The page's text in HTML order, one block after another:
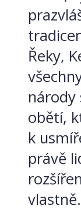
Řeky,
národy
obětí,
k
právě